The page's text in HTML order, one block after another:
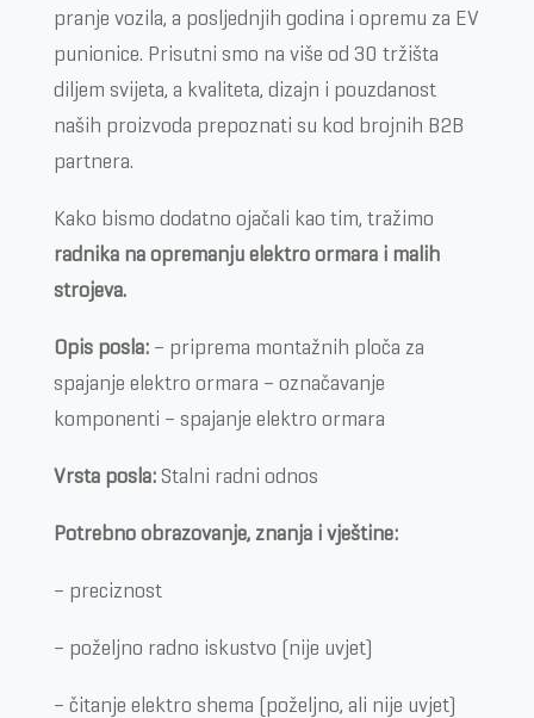
pranje vozila, a posljednjih godina i opremu za EV
punionice. Prisutni smo na više od 30 tržišta
diljem svijeta, a kvaliteta, dizajn i pouzdanost
naših proizvoda prepoznati su kod brojnih B2B
partnera.
Kako bismo dodatno ojačali kao tim, tražimo
radnika na opremanju elektro ormara i malih
strojeva.
Opis posla:– priprema montažnih ploča za
spajanje elektro ormara – označavanje
komponenti – spajanje elektro ormara
Vrsta posla:Stalni radni odnos
Potrebno obrazovanje, znanja i vještine:
– preciznost
– poželjno radno iskustvo (nije uvjet)
– čitanje elektro shema (poželjno, ali nije uvjet)